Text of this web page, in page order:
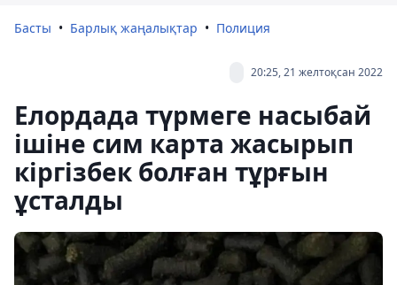
Басты Барлық жаңалықтар Полиция
20:25, 21 желтоқсан 2022
Елордада түрмеге насыбай
ішіне сим карта жасырып
кіргізбек болған тұрғын
ұсталды